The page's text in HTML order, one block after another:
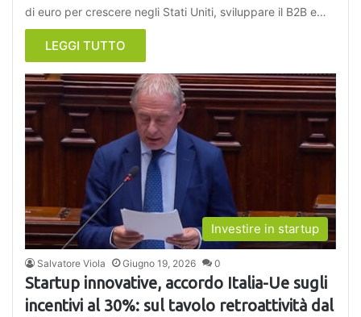
di euro per crescere negli Stati Uniti, sviluppare il B2B e…
LEGGI TUTTO
Investire in startup
Salvatore Viola Giugno 19, 2026 0
Startup innovative, accordo Italia-Ue sugli
incentivi al 30%: sul tavolo retroattività dal